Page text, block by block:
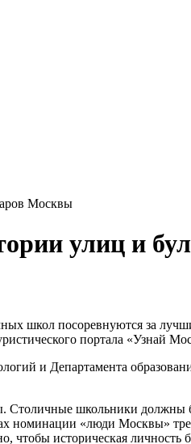
Москвы
улиц и
школ посоревнуются за
портала «Узнай
и Департамента
школьники должны
«люди Москвы»
чтобы историческая